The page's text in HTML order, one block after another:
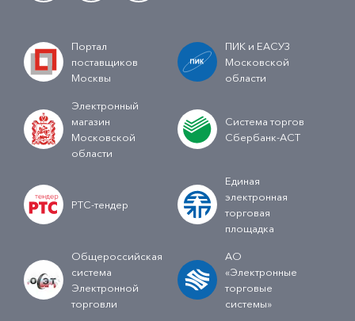
Портал
поставщиков
Москвы
ПИК и ЕАСУЗ
Московской
области
Электронный
магазин
Московской
области
Система торгов
Сбербанк-АСТ
РТС-тендер
Единая
электронная
торговая
площадка
Общероссийская
система
Электронной
торговли
АО
«Электронные
торговые
системы»